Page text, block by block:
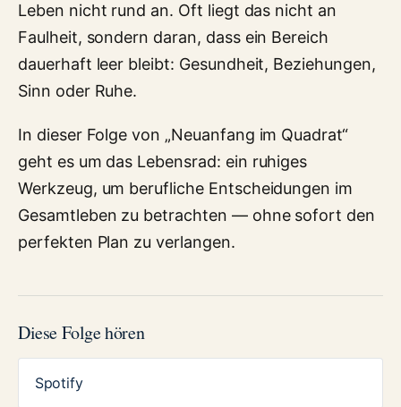
Leben nicht rund an. Oft liegt das nicht an
Faulheit, sondern daran, dass ein Bereich
dauerhaft leer bleibt: Gesundheit, Beziehungen,
Sinn oder Ruhe.
In dieser Folge von „Neuanfang im Quadrat“
geht es um das Lebensrad: ein ruhiges
Werkzeug, um berufliche Entscheidungen im
Gesamtleben zu betrachten — ohne sofort den
perfekten Plan zu verlangen.
Diese Folge hören
Spotify